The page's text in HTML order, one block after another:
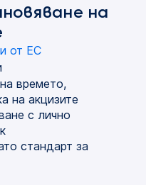
на
от ЕС
времето,
на акцизите
с лично
стандарт за